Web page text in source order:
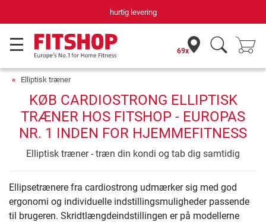
hurtig levering
69x
Elliptisk træner
KØB CARDIOSTRONG ELLIPTISK
TRÆNER HOS FITSHOP - EUROPAS
NR. 1 INDEN FOR HJEMMEFITNESS
Elliptisk træner - træn din kondi og tab dig samtidig
Ellipsetrænere fra cardiostrong udmærker sig med god
ergonomi og individuelle indstillingsmuligheder passende
til brugeren. Skridtlængdeindstillingen er på modellerne